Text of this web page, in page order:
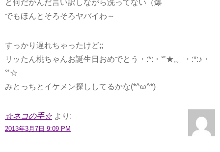
と何だかんだ言い訳しながら洗ってない（爆
でもほんとそろそろヤバイわ～
すっかり遅れちゃったけど;;
リッたん桃ちゃんお誕生日おめでとう・:*:・°’★,。・:*:♪・
°’☆
みとっちとイケメン探ししてるかな(*^ω^*)
☆ネコの手☆ より:
2013年3月7日 9:09 PM